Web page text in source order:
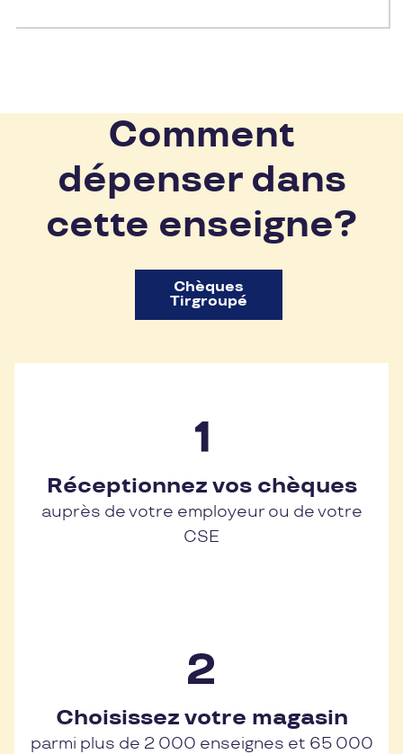
Comment
dépenser dans
cette enseigne?
Chèques
Tirgroupé
Réceptionnez vos chèques
auprès de votre employeur ou de votre
CSE
Choisissez votre magasin
parmi plus de 2 000 enseignes et 65 000